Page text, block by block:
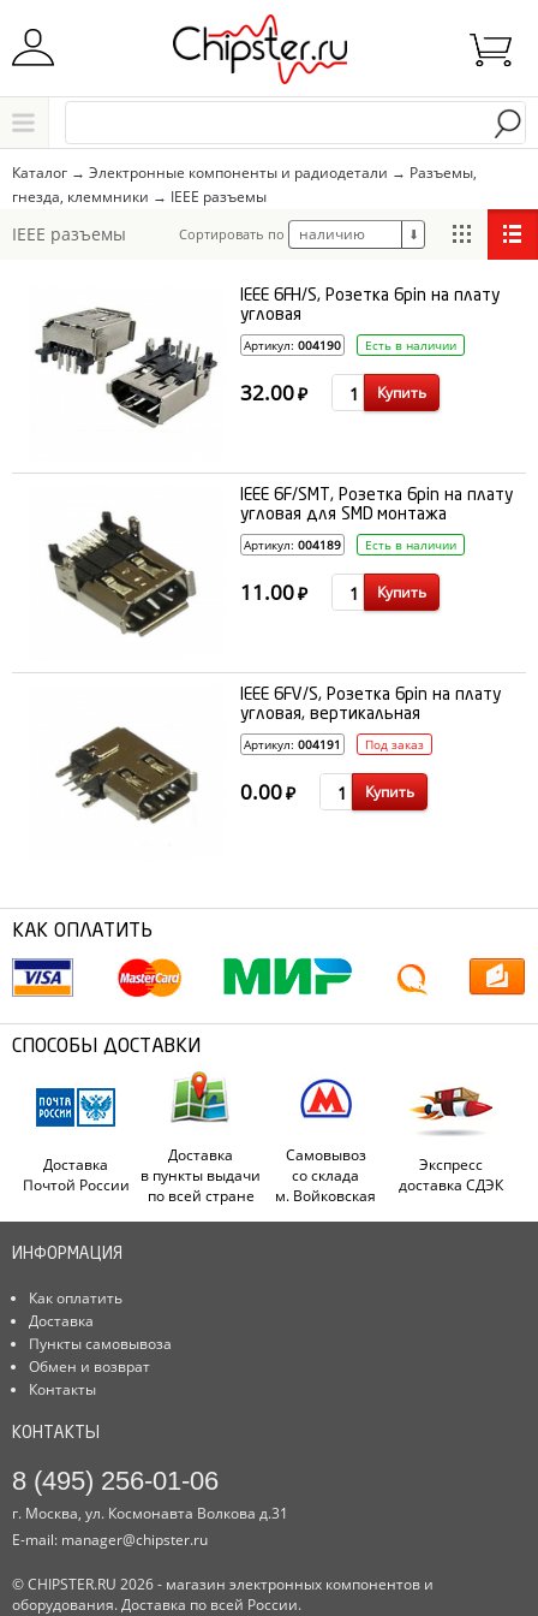
Начните водить название города..
Выбрать
Каталог → Электронные компоненты и радиодетали → Разъемы,
гнезда, клеммники → IEEE разъемы
IEEE разъемы Сортировать по наличию ⬇
IEEE 6FH/S, Розетка 6pin на плату
угловая
Артикул: 004190 Есть в наличии
32.00₽ Купить
IEEE 6F/SMT, Розетка 6pin на плату
угловая для SMD монтажа
Артикул: 004189 Есть в наличии
11.00₽ Купить
IEEE 6FV/S, Розетка 6pin на плату
угловая, вертикальная
Артикул: 004191 Под заказ
0.00₽ Купить
КАК ОПЛАТИТЬ
СПОСОБЫ ДОСТАВКИ
Доставка
Почтой России
Доставка
в пункты выдачи
по всей стране
Самовывоз
со склада
м. Войковская
Экспресс
доставка СДЭК
ИНФОРМАЦИЯ
Как оплатить
Доставка
Пункты самовывоза
Обмен и возврат
Контакты
КОНТАКТЫ
8 (495) 256-01-06
г. Москва, ул. Космонавта Волкова д.31
E-mail: manager@chipster.ru
© CHIPSTER.RU 2026 - магазин электронных компонентов и
оборудования. Доставка по всей России.